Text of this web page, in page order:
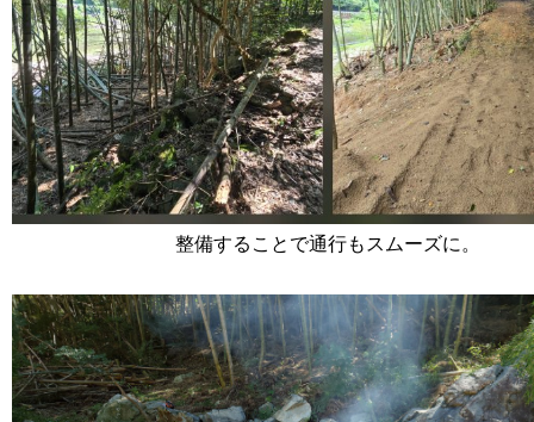
整備することで通行もスムーズに。